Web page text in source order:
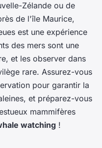
Zélande ou de
de l'île Maurice,
est une expérience
des mers sont une
et les observer dans
rare. Assurez-vous
pour garantir la
et préparez-vous
mammifères
watching !